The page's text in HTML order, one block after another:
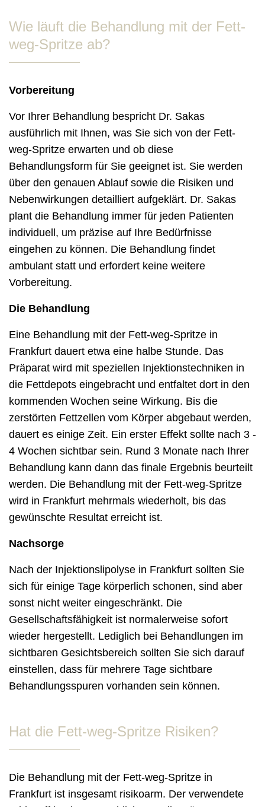
Wie läuft die Behandlung mit der Fett-
weg-Spritze ab?
Vorbereitung
Vor Ihrer Behandlung bespricht Dr. Sakas
ausführlich mit Ihnen, was Sie sich von der Fett-
weg-Spritze erwarten und ob diese
Behandlungsform für Sie geeignet ist. Sie werden
über den genauen Ablauf sowie die Risiken und
Nebenwirkungen detailliert aufgeklärt. Dr. Sakas
plant die Behandlung immer für jeden Patienten
individuell, um präzise auf Ihre Bedürfnisse
eingehen zu können. Die Behandlung findet
ambulant statt und erfordert keine weitere
Vorbereitung.
Die Behandlung
Eine Behandlung mit der Fett-weg-Spritze in
Frankfurt dauert etwa eine halbe Stunde. Das
Präparat wird mit speziellen Injektionstechniken in
die Fettdepots eingebracht und entfaltet dort in den
kommenden Wochen seine Wirkung. Bis die
zerstörten Fettzellen vom Körper abgebaut werden,
dauert es einige Zeit. Ein erster Effekt sollte nach 3 -
4 Wochen sichtbar sein. Rund 3 Monate nach Ihrer
Behandlung kann dann das finale Ergebnis beurteilt
werden. Die Behandlung mit der Fett-weg-Spritze
wird in Frankfurt mehrmals wiederholt, bis das
gewünschte Resultat erreicht ist.
Nachsorge
Nach der Injektionslipolyse in Frankfurt sollten Sie
sich für einige Tage körperlich schonen, sind aber
sonst nicht weiter eingeschränkt. Die
Gesellschaftsfähigkeit ist normalerweise sofort
wieder hergestellt. Lediglich bei Behandlungen im
sichtbaren Gesichtsbereich sollten Sie sich darauf
einstellen, dass für mehrere Tage sichtbare
Behandlungsspuren vorhanden sein können.
Hat die Fett-weg-Spritze Risiken?
Die Behandlung mit der Fett-weg-Spritze in
Frankfurt ist insgesamt risikoarm. Der verwendete